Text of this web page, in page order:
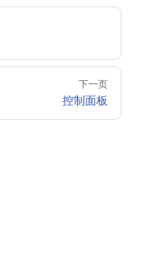
下一页
控制面板